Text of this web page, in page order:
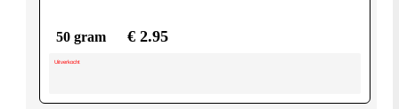
50 gram € 2.95
Uitverkocht